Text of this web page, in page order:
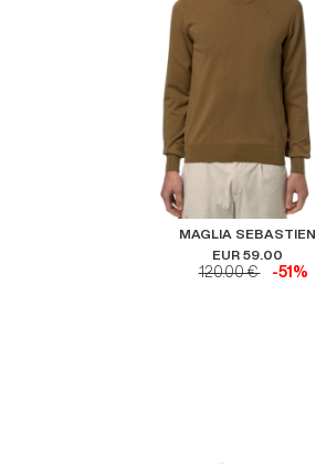
MAGLIA SEBASTIEN
EUR 59.00
120.00 € -51%